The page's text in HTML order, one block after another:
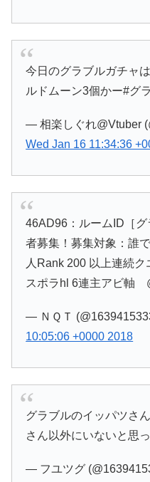
今日のグラブルガチャ
ルドムーン3個かー#グ
— 相楽しぐれ@Vtuber
Wed Jan 16 11:34:36
46AD96：ルームID［
者募集！募集対象：誰
人Rank 200 以上連続
スポラhl 6連主アビ軸
— ＮＱＴ
10:05:06 +0000 2018
グラブルのイッパツさ
さん以外にいないと思
— フユツグ